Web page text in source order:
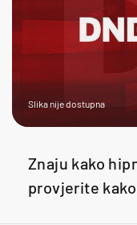
Slika nije dostupna
Znaju kako
provjerite